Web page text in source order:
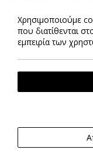
MOBILE APP
2026 @
Χρησιμοποιούμε
που διατίθενται
εμπειρία των